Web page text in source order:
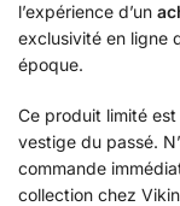
l’expérience d’un
exclusivité en ligne
époque.
Ce produit limité est
vestige du passé.
commande
collection chez